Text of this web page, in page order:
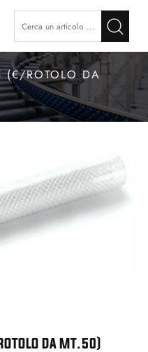
(€/ROTOLO DA
DA MT.50)